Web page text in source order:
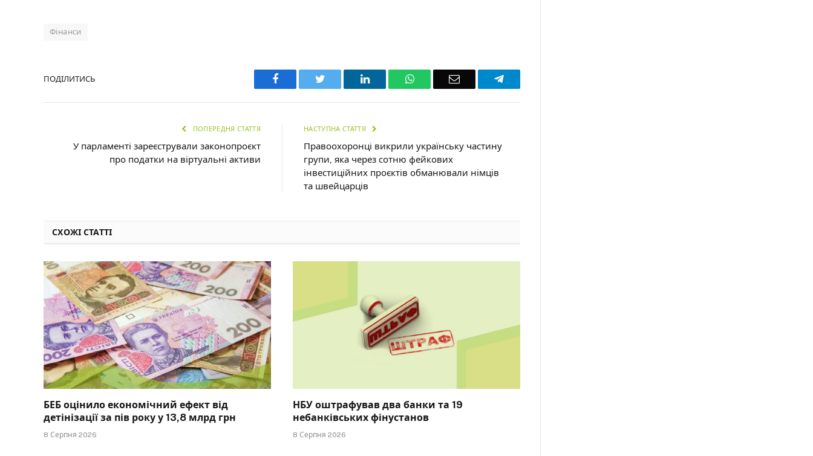
Фінанси
ПОДІЛИТИСЬ Facebook Twitter LinkedIn WhatsAppEmail Telegram
ПОПЕРЕДНЯ СТАТТЯ
У парламенті зареєстрували законопроєкт
про податки на віртуальні активи
НАСТУПНА СТАТТЯ
Правоохоронці викрили українську частину
групи, яка через сотню фейкових
інвестиційних проєктів обманювали німців
та швейцарців
СХОЖІ СТАТТІ
БЕБ оцінило економічний ефект від
детінізації за пів року у 13,8 млрд грн
8 Серпня 2026
НБУ оштрафував два банки та 19
небанківських фінустанов
8 Серпня 2026